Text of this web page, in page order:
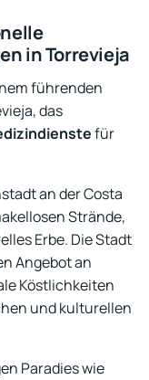
in Torrevieja
führenden
das
für
an der Costa
Strände,
Erbe. Die Stadt
Angebot an
Köstlichkeiten
und kulturellen
Paradies wie